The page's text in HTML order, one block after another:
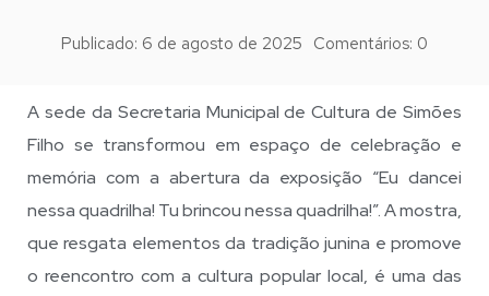
Publicado: 6 de agosto de 2025 Comentários: 0
A sede da Secretaria Municipal de Cultura de Simões
Filho se transformou em espaço de celebração e
memória com a abertura da exposição “Eu dancei
nessa quadrilha! Tu brincou nessa quadrilha!”. A mostra,
que resgata elementos da tradição junina e promove
o reencontro com a cultura popular local, é uma das